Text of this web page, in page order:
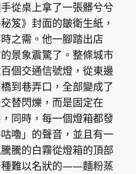
從桌上拿了一張髒兮兮
笈》封面的皺衛生紙，
之需。他一腳踏出店
景象震驚了。整條城市
個交通信號燈，從東邊
到巷弄口，全部變成了
替閃爍，而是固定在
，同時，每一個燈箱都發
嚕」的聲音，並且有一
騰的白霧從燈箱的頂部
種難以名狀的——麵粉蒸